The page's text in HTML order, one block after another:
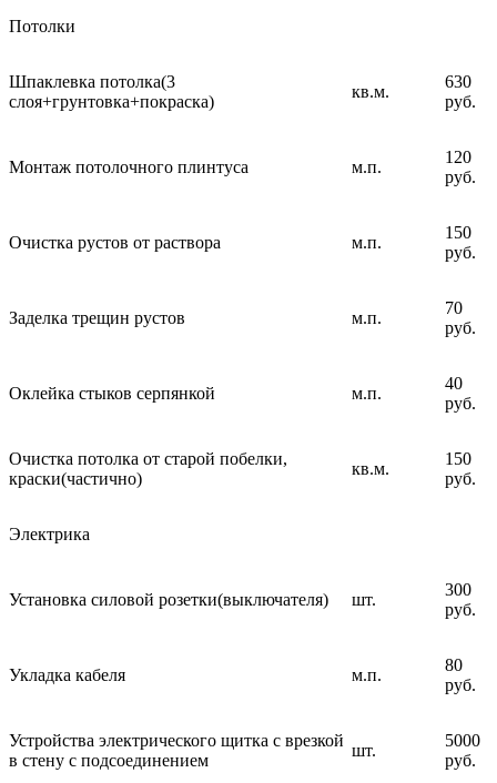
Потолки
Шпаклевка потолка(3
слоя+грунтовка+покраска)
кв.м.
630
руб.
Монтаж потолочного плинтуса м.п.
120
руб.
Очистка рустов от раствора м.п.
150
руб.
Заделка трещин рустов м.п.
70
руб.
Оклейка стыков серпянкой м.п.
40
руб.
Очистка потолка от старой побелки,
краски(частично)
кв.м.
150
руб.
Электрика
Установка силовой розетки(выключателя) шт.
300
руб.
Укладка кабеля м.п.
80
руб.
Устройства электрического щитка с врезкой
в стену с подсоединением
шт.
5000
руб.